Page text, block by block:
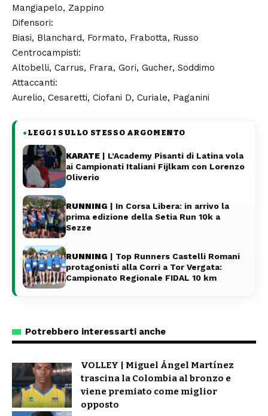
Mangiapelo, Zappino
Difensori:
Biasi, Blanchard, Formato, Frabotta, Russo
Centrocampisti:
Altobelli, Carrus, Frara, Gori, Gucher, Soddimo
Attaccanti:
Aurelio, Cesaretti, Ciofani D, Curiale, Paganini
●LEGGI SULLO STESSO ARGOMENTO
KARATE | L’Academy Pisanti di Latina vola
ai Campionati Italiani Fijlkam con Lorenzo
Oliverio
RUNNING | In Corsa Libera: in arrivo la
prima edizione della Setia Run 10k a
Sezze
RUNNING | Top Runners Castelli Romani
protagonisti alla Corri a Tor Vergata:
Campionato Regionale FIDAL 10 km
Potrebbero interessarti anche
VOLLEY | Miguel Ángel Martínez
trascina la Colombia al bronzo e
viene premiato come miglior
opposto